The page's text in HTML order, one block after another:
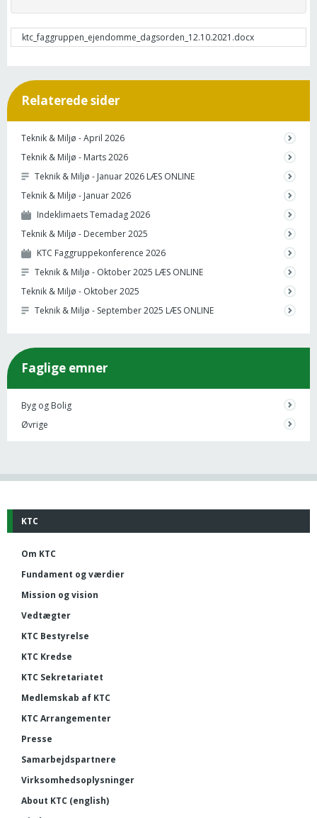
ktc_faggruppen_ejendomme_dagsorden_12.10.2021.docx
Relaterede sider
Teknik & Miljø - April 2026
Teknik & Miljø - Marts 2026
Teknik & Miljø - Januar 2026 LÆS ONLINE
Teknik & Miljø - Januar 2026
Indeklimaets Temadag 2026
Teknik & Miljø - December 2025
KTC Faggruppekonference 2026
Teknik & Miljø - Oktober 2025 LÆS ONLINE
Teknik & Miljø - Oktober 2025
Teknik & Miljø - September 2025 LÆS ONLINE
Faglige emner
Byg og Bolig
Øvrige
KTC
Om KTC
Fundament og værdier
Mission og vision
Vedtægter
KTC Bestyrelse
KTC Kredse
KTC Sekretariatet
Medlemskab af KTC
KTC Arrangementer
Presse
Samarbejdspartnere
Virksomhedsoplysninger
About KTC (english)